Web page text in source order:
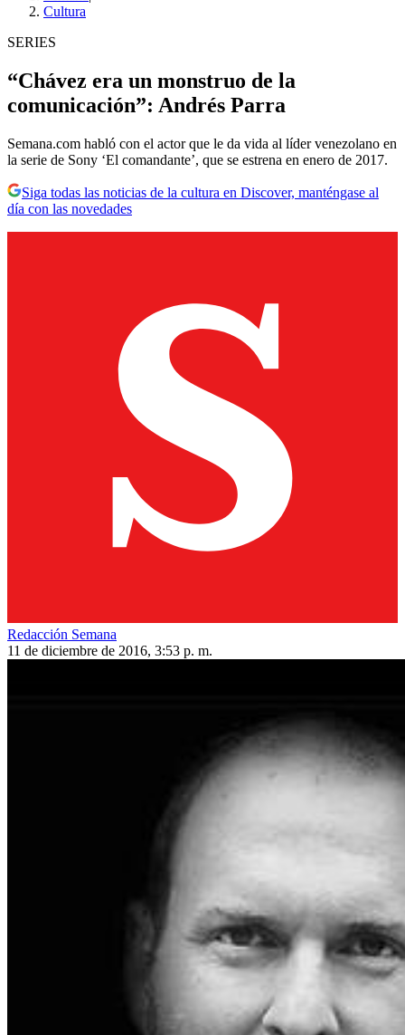
Cultura
SERIES
“Chávez era un monstruo de la
comunicación”: Andrés Parra
Semana.com habló con el actor que le da vida al líder venezolano en
la serie de Sony ‘El comandante’, que se estrena en enero de 2017.
Siga todas las noticias de la cultura en Discover, manténgase al
día con las novedades
Redacción Semana
11 de diciembre de 2016, 3:53 p. m.